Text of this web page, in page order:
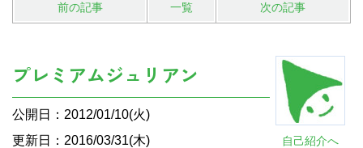
前の記事 一覧 次の記事
自己紹介へ
プレミアムジュリアン
公開日：2012/01/10(火)
更新日：2016/03/31(木)